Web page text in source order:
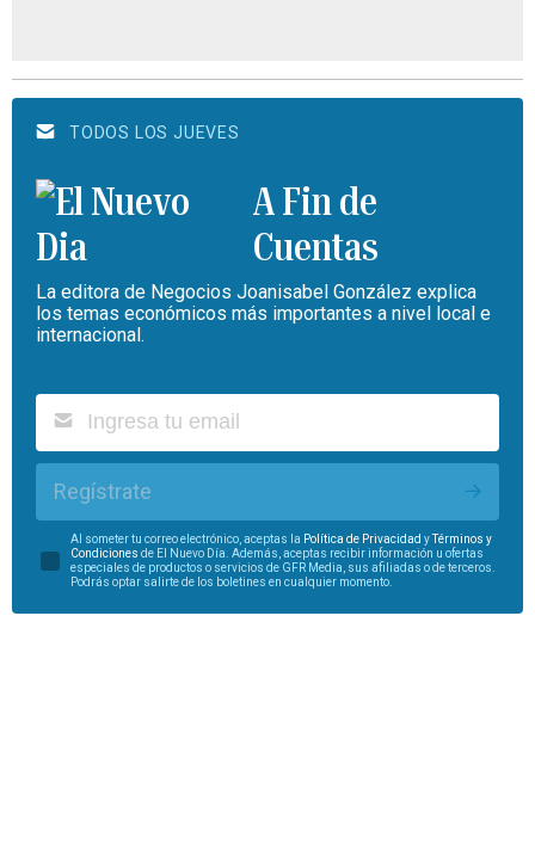
TODOS LOS JUEVES
A Fin de
Cuentas
La editora de Negocios Joanisabel González explica
los temas económicos más importantes a nivel local e
internacional.
Regístrate
Al someter tu correo electrónico, aceptas la Política de Privacidad yTérminos y
Condiciones de El Nuevo Día. Además, aceptas recibir información u ofertas
especiales de productos o servicios de GFR Media, sus afiliadas o de terceros.
Podrás optar salirte de los boletines en cualquier momento.